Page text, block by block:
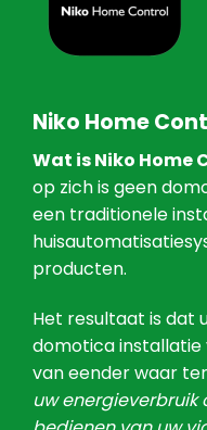
Niko Home
Wat is Niko Home
op zich is geen
een traditionele
producten.
Het resultaat is dat
domotica
van eender waar
uw